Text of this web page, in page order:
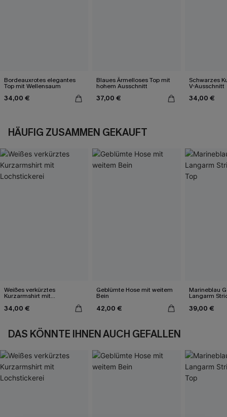
Bordeauxrotes elegantes
Top mit Wellensaum
34,00 €
Blaues Ärmelloses Top mit
hohem Ausschnitt
37,00 €
Schwarzes
V-Ausschnitt
34,00 €
HÄUFIG ZUSAMMEN GEKAUFT
Weißes verkürztes
Kurzarmshirt mit
34,00 €
Geblümte Hose mit weitem
Bein
42,00 €
Marineblau
Langarm
39,00 €
DAS KÖNNTE IHNEN AUCH GEFALLEN